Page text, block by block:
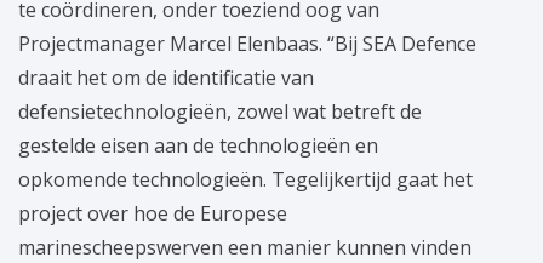
te coördineren, onder toeziend oog van
Projectmanager Marcel Elenbaas. “Bij SEA Defence
draait het om de identificatie van
defensietechnologieën, zowel wat betreft de
gestelde eisen aan de technologieën en
opkomende technologieën. Tegelijkertijd gaat het
project over hoe de Europese
marinescheepswerven een manier kunnen vinden